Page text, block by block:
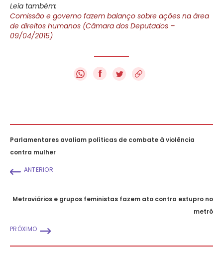
Leia também:
Comissão e governo fazem balanço sobre ações na área
de direitos humanos (Câmara dos Deputados –
09/04/2015)
f
Parlamentares avaliam políticas de combate à violência
contra mulher
ANTERIOR
Metroviários e grupos feministas fazem ato contra estupro no
metrô
PRÓXIMO